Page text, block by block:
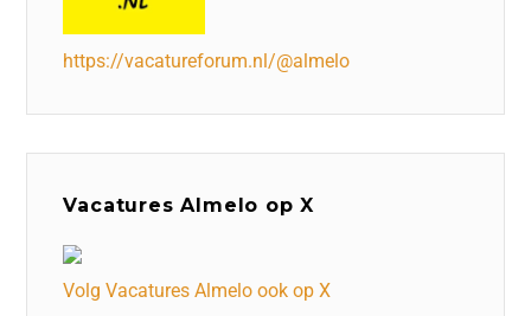
https://vacatureforum.nl/@almelo
Vacatures Almelo op X
Volg Vacatures Almelo ook op X